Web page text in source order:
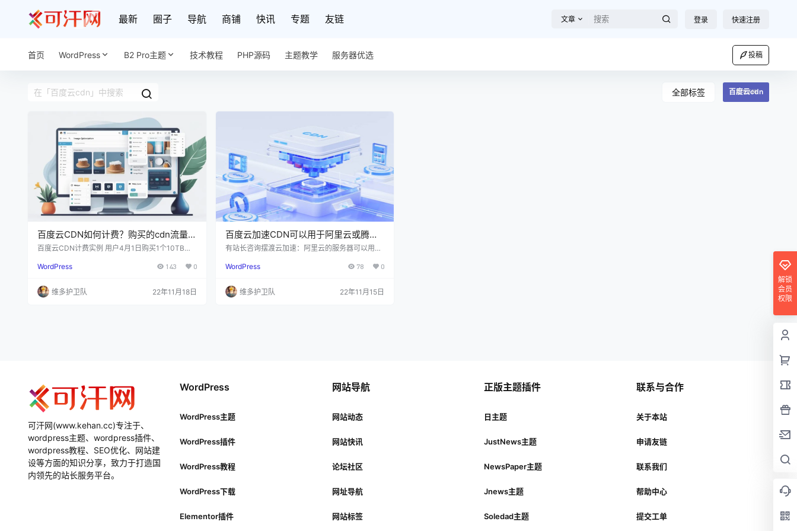
最新 圈子 导航 商铺 快讯 专题 友链 文章 登录 快速注册
首页 WordPress B2 Pro主题 技术教程 PHP源码 主题教学 服务器优选 投稿
全部标签 百度云cdn
百度云CDN如何计费？购买的cdn流量
包用完后怎么办？
百度云CDN计费实例 用户4月1日购买1个10TB流
况，计算4月15日0:00至4月16日0:00账单费用：
0累计消耗的流量为5TB； 当前账单使用流量：4
月15日0:00至4月16日0:00消耗流量5.2TB，月累
WordPress 143 0
维多护卫队 22年11月18日
百度云加速CDN可以用于阿里云或腾讯
云服务器吗？
有站长咨询摆渡云加速：阿里云的服务器可以用百
备案，内容合规百度云加速都支持接入，不管备案
象。 关于百度云加速： 百度云加速是百度旗下为
网站提供一站式加速、安全防护和搜索引擎优化的
WordPress 78 0
维多护卫队 22年11月15日
解锁
会员
权限
可汗网(www.kehan.cc)专注于、
wordpress主题、wordpress插件、
wordpress教程、SEO优化、网站建
设等方面的知识分享，致力于打造国
内领先的站长服务平台。
WordPress
WordPress主题
WordPress插件
WordPress教程
WordPress下载
Elementor插件
网站导航
网站动态
网站快讯
论坛社区
网址导航
网站标签
正版主题插件
日主题
JustNews主题
NewsPaper主题
Jnews主题
Soledad主题
联系与合作
关于本站
申请友链
联系我们
帮助中心
提交工单